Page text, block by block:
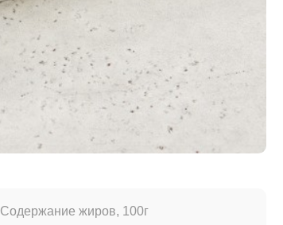
Содержание жиров, 100г